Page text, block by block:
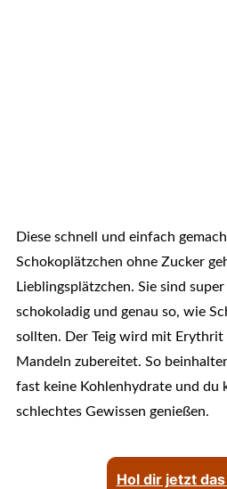
Diese schnell und einfach
Schokoplätzchen ohne Zucker
Lieblingsplätzchen. Sie sind
schokoladig und genau so, wie
sollten. Der Teig wird mit Erythrit
Mandeln zubereitet. So
fast keine Kohlenhydrate und du
schlechtes Gewissen genießen.
Hol dir jetzt